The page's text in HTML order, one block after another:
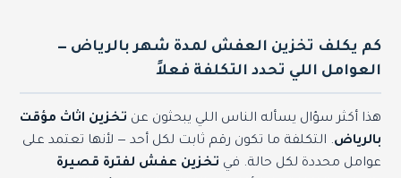
كم يكلف تخزين العفش لمدة شهر بالرياض —
العوامل اللي تحدد التكلفة فعلاً
هذا أكثر سؤال يسأله الناس اللي يبحثون عن تخزين اثاث مؤقت
بالرياض. التكلفة ما تكون رقم ثابت لكل أحد — لأنها تعتمد على
عوامل محددة لكل حالة. في تخزين عفش لفترة قصيرة